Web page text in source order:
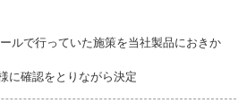
で行っていた施策を当社製品におきか
確認をとりながら決定